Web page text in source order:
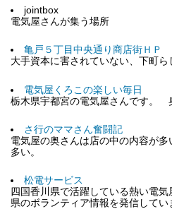
jointbox
電気屋さんが集う場所
亀戸５丁目中央通り商店街ＨＰ
大手資本に害されていない、下町
電気屋くろこの楽しい毎日
栃木県宇都宮の電気屋さんです。
さ行のママさん奮闘記
電気屋の奥さんは店の中の内容が
多い。
松電サービス
四国香川県で活躍している熱い電気
県のボランティア情報を発信してい